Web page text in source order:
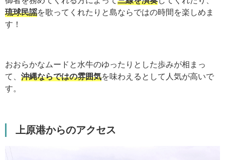
琉球民謡を歌ってくれたりと島ならではの時間を楽しめま
す！
おおらかなムードと水牛のゆったりとした歩みが相まっ
て、 沖縄ならではの雰囲気を味わえるとして人気が高いで
す。
上原港からのアクセス